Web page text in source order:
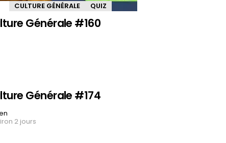
CULTURE GÉNÉRALE QUIZ
Générale #160
Générale #174
2 jours